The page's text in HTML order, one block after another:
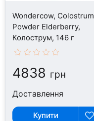
Wondercow, Colostrum
Powder Elderberry,
Колострум, 146 г
4838 грн
Доставлення
Купити